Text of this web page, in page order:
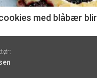
med blåbær blir